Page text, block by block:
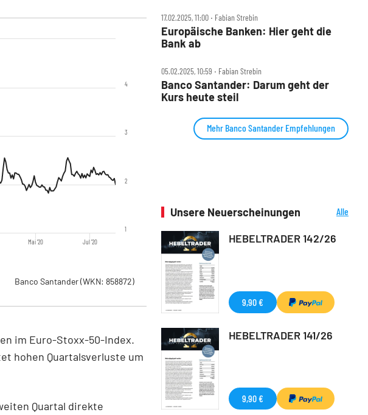
Mai '20 Jul '20
1
2
3
4
Banco Santander(WKN: 858872)
im Euro-Stoxx-50-Index.
hohen Quartalsverluste um
Quartal direkte
17.02.2025, 11:00 ‧ Fabian Strebin
Europäische Banken: Hier geht die
Bank ab
05.02.2025, 10:59 ‧ Fabian Strebin
Banco Santander: Darum geht der
Kurs heute steil
Mehr Banco Santander Empfehlungen
Unsere Neuerscheinungen
Alle
HEBELTRADER 142/26
9,90 €
HEBELTRADER 141/26
9,90 €